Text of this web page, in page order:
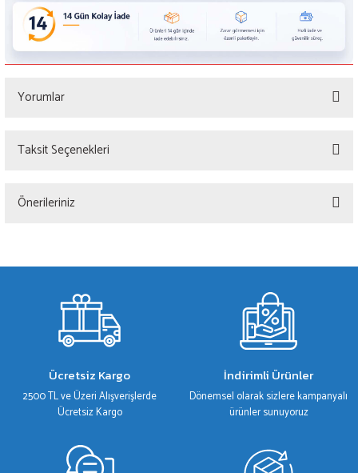
Yorumlar
Taksit Seçenekleri
Önerileriniz
gördüğünüz noktaları öneri formunu kullanarak tarafımıza iletebilirsiniz.
Ürün resmi kalitesiz, bozuk veya görüntülenemiyor.
Ürün açıklamasında eksik bilgiler bulunuyor.
Ürün fiyatı diğer sitelerden daha pahalı.
Bu ürüne benzer farklı alternatifler olmalı.
Ücretsiz Kargo
2500 TL ve Üzeri Alışverişlerde
Ücretsiz Kargo
İndirimli Ürünler
Dönemsel olarak sizlere kampanyalı
ürünler sunuyoruz